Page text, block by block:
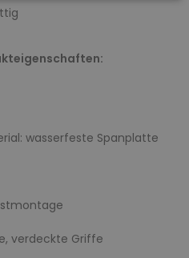
wasserfeste Spanplatte
verdeckte Griffe